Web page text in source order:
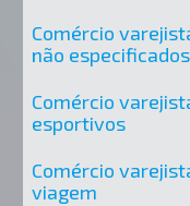
Comércio
não
Comércio
esportivos
Comércio
viagem